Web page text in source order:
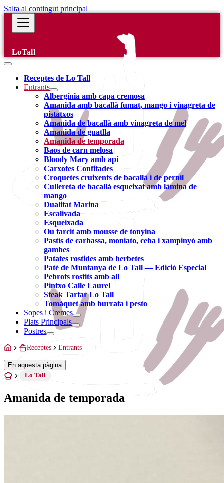
Salta al contingut principal
LoTall
Receptes de Lo Tall
Entrants
Albergínia amb capa cremosa
Amanida amb bacallà fumat, mango i vinagreta de
pistatxos
Amanida de bacallà amb vinagreta de mel
Amanida de guatlla
Amanida de temporada
Baos de carn melosa
Bloody Mary amb api
Carxofes Confitades
Croquetes cruixents de bacallà i de pernil
Cullereta de bacallà esqueixat amb làmina de
mango
Dualitat Marina
Escalivada
Esqueixada
Ou farcit amb mousse de tonyina
Pastís de carbassa, moniato, ceba i xampinyó amb
gambes
Patates rostides amb herbetes
Paté de Muntanya de Lo Tall — Edició Especial
Pebrots rostits amb all
Pintxo Calle Laurel
Steak Tartar Lo Tall
Tomàquet amb burrata i pesto
Sopes i Cremes
Plats Principals
Postres
Receptes Entrants
En aquesta pàgina
Lo Tall
Amanida de temporada